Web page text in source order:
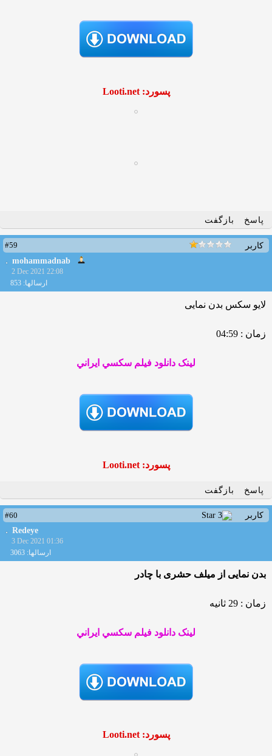
پسورد: Looti.net
پاسخ بازگفت
کاربر
#59
mohammadnab
2 Dec 2021 22:08
ارسالها: 853
لایو سکس بدن نمایی
زمان : 04:59
لينک دانلود فيلم سکسي ايراني
پسورد: Looti.net
پاسخ بازگفت
کاربر
#60
Redeye
3 Dec 2021 01:36
ارسالها: 3063
بدن نمایی از میلف حشری با چادر
زمان : 29 ثانیه
لينک دانلود فيلم سکسي ايراني
پسورد: Looti.net